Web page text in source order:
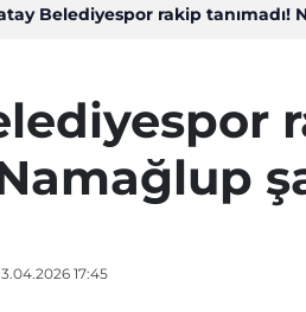
Belediyespor rakip
17:45